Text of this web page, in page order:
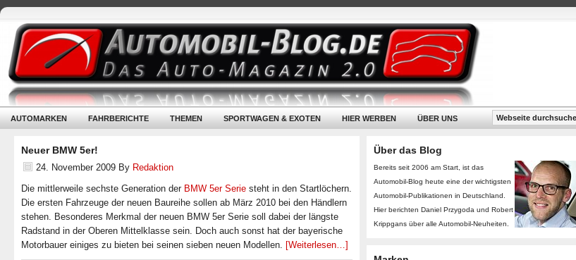
AUTOMARKEN FAHRBERICHTE THEMEN SPORTWAGEN & EXOTEN HIER WERBEN ÜBER UNS
Neuer BMW 5er!
24. November 2009 By Redaktion
Die mittlerweile sechste Generation der BMW 5er Serie steht in den Startlöchern.
Die ersten Fahrzeuge der neuen Baureihe sollen ab März 2010 bei den Händlern
stehen. Besonderes Merkmal der neuen BMW 5er Serie soll dabei der längste
Radstand in der Oberen Mittelklasse sein. Doch auch sonst hat der bayerische
Motorbauer einiges zu bieten bei seinen sieben neuen Modellen. [Weiterlesen…]
Über das Blog
Bereits seit 2006 am Start, ist das
Automobil-Blog heute eine der wichtigsten
Automobil-Publikationen in Deutschland.
Hier berichten Daniel Przygoda und Robert
Krippgans über alle Automobil-Neuheiten.